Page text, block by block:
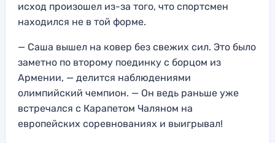
исход произошел из-за того, что спортсмен
находился не в той форме.
— Саша вышел на ковер без свежих сил. Это было
заметно по второму поединку с борцом из
Армении, — делится наблюдениями
олимпийский чемпион. — Он ведь раньше уже
встречался с Карапетом Чаляном на
европейских соревнованиях и выигрывал!